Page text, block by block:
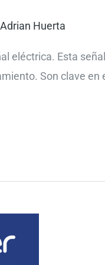
Adrian Huerta
eléctrica. Esta
Son clave en